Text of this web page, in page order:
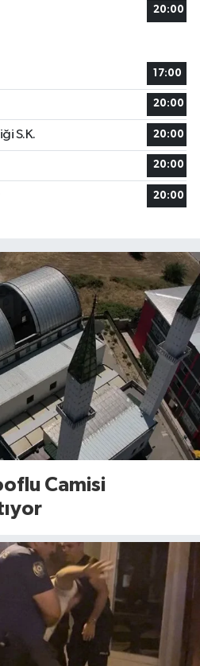
20:00
17:00
20:00
S.K. 20:00
20:00
20:00
Camisi